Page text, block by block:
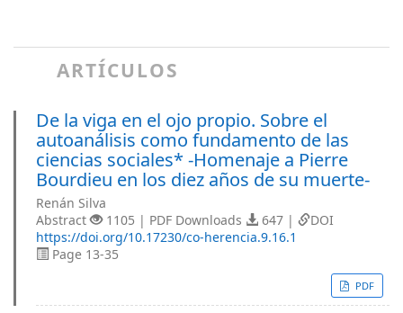
ARTÍCULOS
De la viga en el ojo propio. Sobre el
autoanálisis como fundamento de las
ciencias sociales* -Homenaje a Pierre
Bourdieu en los diez años de su muerte-
Renán Silva
Abstract
1105 | PDF Downloads 647 |
DOI
https://doi.org/10.17230/co-herencia.9.16.1
Page 13-35
PDF